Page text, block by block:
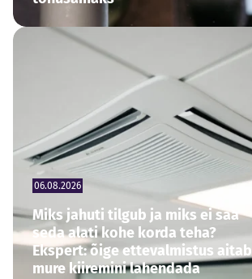
06.08.2026
Miks jahuti tilgub ja miks ei saa
seda alati kohe korda teha?
Ekspert: õige ettevalmistus aitab
mure kiiremini lahendada